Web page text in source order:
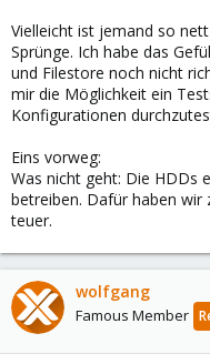
Vielleicht ist jemand so
Sprünge. Ich habe das
und Filestore noch nicht
mir die Möglichkeit ein
Konfigurationen
Eins vorweg:
Was nicht geht: Die HDDs
betreiben. Dafür haben wir
teuer.
wolfgang
Famous Member